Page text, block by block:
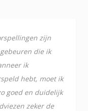
zijn
die ik
ik
hebt, moet ik
goed en duidelijk
zeker de